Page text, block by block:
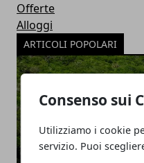
Consenso sui
Utilizziamo i cookie
servizio. Puoi
Offerte
Alloggi
ARTICOLI POPOLARI